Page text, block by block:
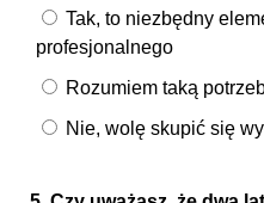
Tak, to niezbędny
profesjonalnego
Rozumiem taką
Nie, wolę skupić się